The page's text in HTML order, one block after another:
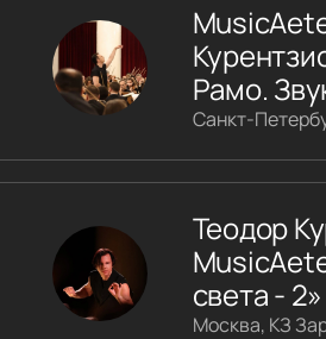
Рамо.
Теодор
света - 2»
Москва, КЗ